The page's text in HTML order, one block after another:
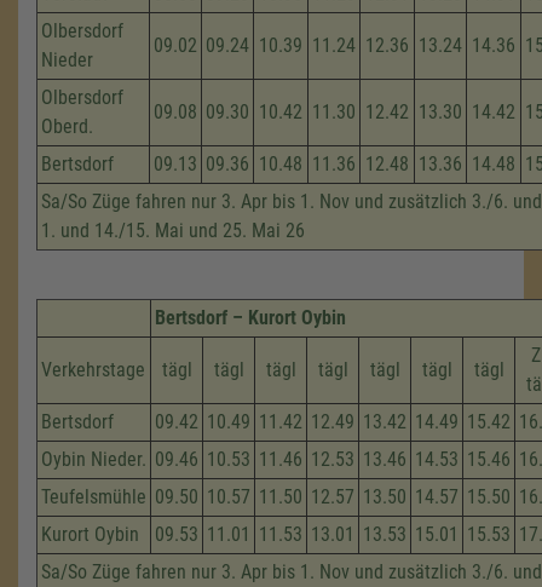
Olbersdorf
Nieder
09.02 09.24 10.39 11.24 12.36 13.24 14.36
Olbersdorf
Oberd.
09.08 09.30 10.42 11.30 12.42 13.30 14.42
Bertsdorf 09.13 09.36 10.48 11.36 12.48 13.36 14.48
Sa/So Züge fahren nur 3. Apr bis 1. Nov und zusätzlich 3./6.
1. und 14./15. Mai und 25. Mai 26
Bertsdorf – Kurort Oybin
Verkehrstage tägl tägl tägl tägl tägl tägl tägl
Bertsdorf
09.42 10.49 11.42 12.49 13.42 14.49 15.42
Oybin Nieder. 09.46 10.53 11.46 12.53 13.46 14.53 15.46
Teufelsmühle 09.50 10.57 11.50 12.57 13.50 14.57 15.50
Kurort Oybin
09.53 11.01 11.53 13.01 13.53 15.01 15.53
Sa/So Züge fahren nur 3. Apr bis 1. Nov und zusätzlich 3./6.